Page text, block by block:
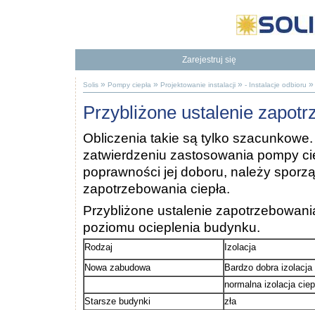
Zarejestruj się
To dodatkowe korzyści
Będziesz mieć dostęp do naszej Bazy Wiedzy
Solis » Pompy ciepła » Projektowanie instalacji » - Instalacje odbioru »
Przybliżone ustalenie
Obliczenia takie są tylko
zatwierdzeniu zastosowania pompy
poprawności jej doboru, należy
zapotrzebowania ciepła.
Przybliżone ustalenie
poziomu ocieplenia budynku.
Rodzaj
Izolacja
Nowa zabudowa
Bardzo dobra izolacja
normalna izolacja
Starsze budynki
zła